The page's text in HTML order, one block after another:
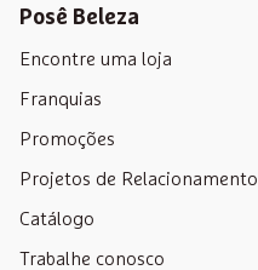
Posê Beleza
Encontre uma loja
Franquias
Promoções
Projetos de Relacionamento
Catálogo
Trabalhe conosco